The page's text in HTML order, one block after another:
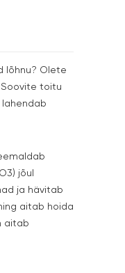
lõhnu? Olete
toitu
lahendab
jõul
ja hävitab
aitab hoida
aitab